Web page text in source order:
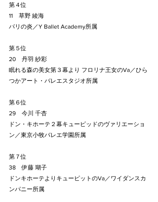
第４位
11　草野 綾海
パリの炎／Y Ballet Academy所属
第５位
20　丹羽 紗彩
眠れる森の美女第３幕より フロリナ王女のVa／ひら
つかアート・バレエスタジオ所属
第６位
29　今川 千杏
ドン・キホーテ２幕キューピッドのヴァリエーショ
ン／東京小牧バレエ学園所属
第７位
38　伊藤 瑚子
ドンキホーテよりキューピットのVa／ワイダンスカ
ンパニー所属